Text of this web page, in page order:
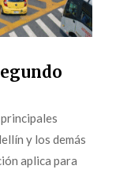
y los demás
aplica para